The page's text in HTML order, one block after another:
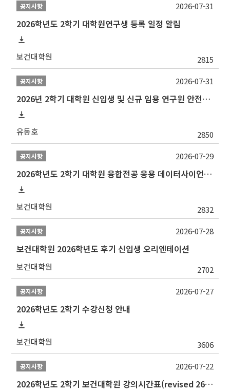
공지사항
2026학년도 2학기 대학원연구생 등록 일정 알림
보건대학원 2815
2026-07-31
공지사항
2026년 2학기 대학원 신입생 및 신규 임용 연구원 안전환경교육(신규교육) 실시 안내
유동호 2850
2026-07-31
공지사항
2026학년도 2학기 대학원 융합전공 응용 데이터사이언스 선발 계획 알림
보건대학원 2832
2026-07-29
공지사항
보건대학원 2026학년도 후기 신입생 오리엔테이션
보건대학원 2702
2026-07-28
공지사항
2026학년도 2학기 수강신청 안내
보건대학원 3606
2026-07-27
공지사항
2026학년도 2학기 보건대학원 강의시간표(revised 260803)(2026 2nd SEMESTER SNU GSPH TIMETABLE)
2026-07-22